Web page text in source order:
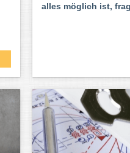
alles möglich ist,